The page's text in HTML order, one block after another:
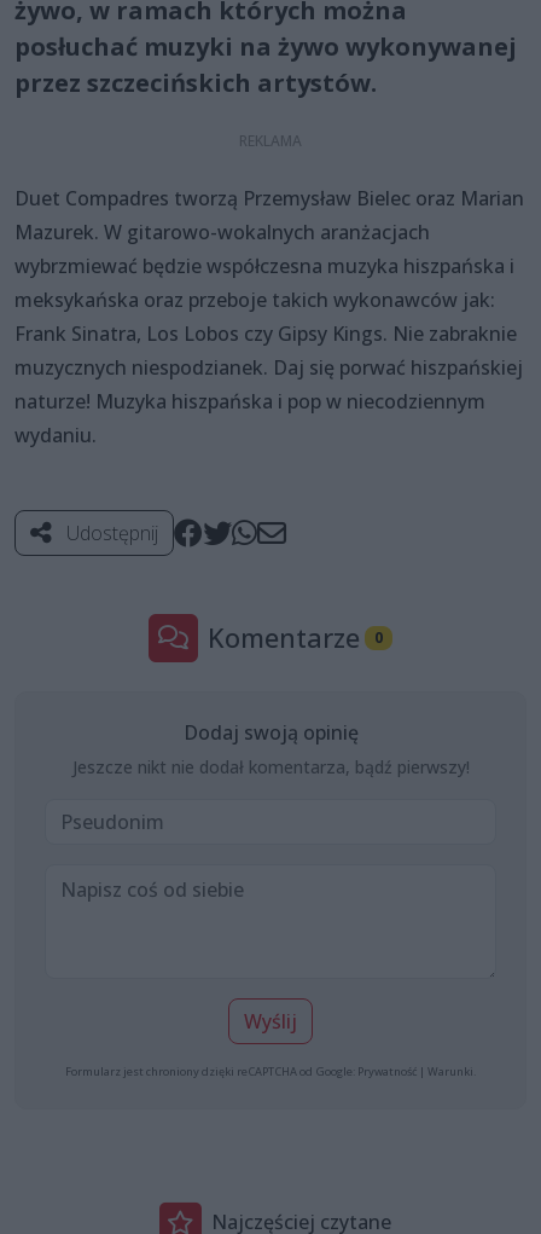
żywo, w ramach których można
posłuchać muzyki na żywo wykonywanej
przez szczecińskich artystów.
Duet Compadres tworzą Przemysław Bielec oraz Marian
Mazurek. W gitarowo-wokalnych aranżacjach
wybrzmiewać będzie współczesna muzyka hiszpańska i
meksykańska oraz przeboje takich wykonawców jak:
Frank Sinatra, Los Lobos czy Gipsy Kings. Nie zabraknie
muzycznych niespodzianek. Daj się porwać hiszpańskiej
naturze! Muzyka hiszpańska i pop w niecodziennym
wydaniu.
Udostępnij
Komentarze 0
Dodaj swoją opinię
Jeszcze nikt nie dodał komentarza, bądź pierwszy!
Wyślij
Formularz jest chroniony dzięki reCAPTCHA od Google: Prywatność | Warunki
Najczęściej czytane